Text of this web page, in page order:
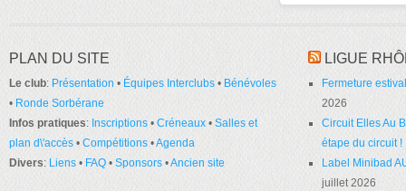
PLAN DU SITE
Le club: Présentation • Équipes Interclubs • Bénévoles
• Ronde Sorbérane
Infos pratiques: Inscriptions • Créneaux • Salles et
plan d\'accès • Compétitions •Agenda
Divers: Liens • FAQ • Sponsors •Ancien site
LIGUE
Fermeture
2026
Circuit Elles Au
étape du circuit !
Label Minibad
juillet 2026